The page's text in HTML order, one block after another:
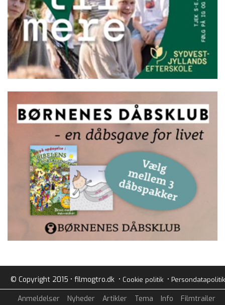
© Copyright 2015 • filmogtro.dk • Cookie politik• Persondatapolitik
Anmeldelser Nyheder Artikler Tema Info Filmtrailer